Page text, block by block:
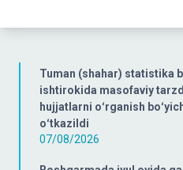
Tuman (shahar) statistika
ishtirokida masofaviy
hujjatlarni oʻrganish
oʻtkazildi
07/08/2026